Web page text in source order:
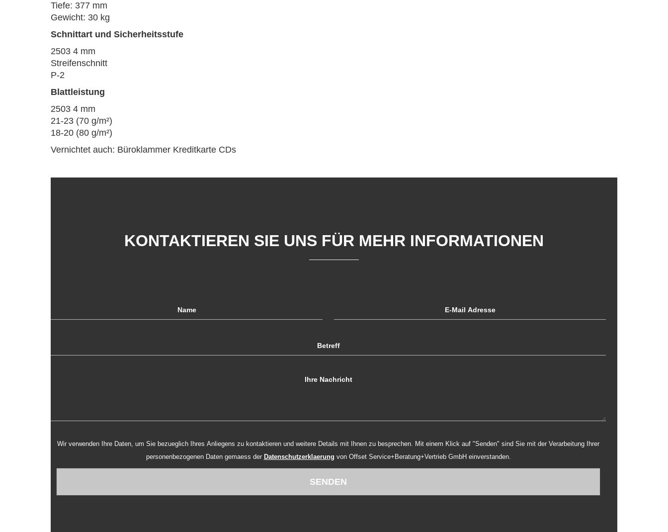
Tiefe: 377 mm
Gewicht: 30 kg
Schnittart und Sicherheitsstufe
2503 4 mm
Streifenschnitt
P-2
Blattleistung
2503 4 mm
21-23 (70 g/m²)
18-20 (80 g/m²)
Vernichtet auch: Büroklammer Kreditkarte CDs
KONTAKTIEREN SIE UNS FÜR MEHR INFORMATIONEN
Wir verwenden Ihre Daten, um Sie bezueglich Ihres Anliegens zu kontaktieren und weitere Details mit Ihnen zu besprechen. Mit einem Klick auf "Senden" sind Sie mit der Verarbeitung Ihrer
personenbezogenen Daten gemaess der Datenschutzerklaerung von Offset Service+Beratung+Vertrieb GmbH einverstanden.
SENDEN